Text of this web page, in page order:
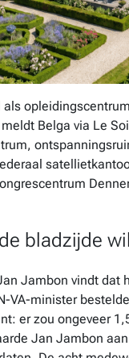
Belga via Le
bladzijde
Jambon vindt dat
VA-minister
er zou ongeveer
Jan Jambon